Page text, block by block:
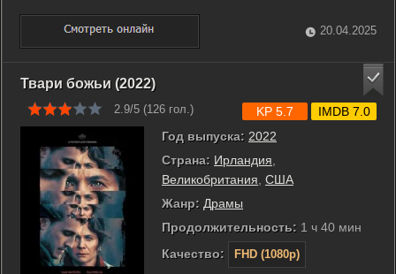
соседской девочкой и по её истории начинает делать
собственный фильм. ...
20.04.2025
Твари божьи (2022)
2.9/5 (126 гол.)
Год выпуска: 2022
Страна: Ирландия,
Великобритания, США
Жанр: Драмы
Продолжительность: 1 ч 40 мин
Качество:
FHD (1080p)
KP 5.7 IMDB 7.0